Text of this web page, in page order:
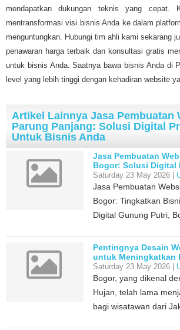
mendapatkan dukungan teknis yang cepat.
mentransformasi visi bisnis Anda ke dalam
menguntungkan. Hubungi tim ahli kami sekarang
penawaran harga terbaik dan konsultasi gratis
untuk bisnis Anda. Saatnya bawa bisnis Anda di
level yang lebih tinggi dengan kehadiran website
Artikel Lainnya Jasa Pembuatan
Parung Panjang: Solusi Digital
Untuk Bisnis Anda
Jasa Pembuatan
Bogor: Solusi Digital
Saturday 23 May 2026 |
Jasa Pembuatan
Bogor: Tingkatkan
Digital Gunung Putri,
Pentingnya Desain
untuk Meningkatkan
Saturday 23 May 2026 |
Bogor, yang dikenal
Hujan, telah lama
bagi wisatawan dari